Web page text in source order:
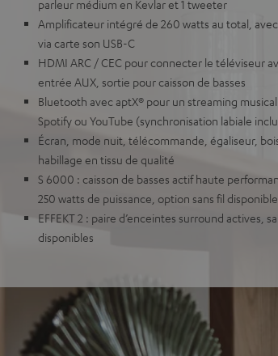
parleur médium en Kevlar et 1 tweeter
Amplificateur intégré de 260 watts au total,
via carte son USB-C
HDMI ARC / CEC pour connecter le téléviseur
entrée AUX, sortie pour caisson de basses
Bluetooth avec aptX® pour un streaming
Spotify ou YouTube (synchronisation labiale
Écran, mode nuit, télécommande, égaliseur,
habillage en tissu de qualité
S 6000 : caisson de basses actif haute
250 watts de puissance, option sans fil disponible
EFFEKT 2 : paire d’enceintes surround actives,
disponibles